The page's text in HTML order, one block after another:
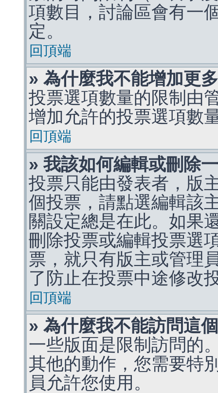
項數目，討論區會有一
定。
回頂端
» 為什麼我不能增加更
投票選項數量的限制由
增加允許的投票選項數
回頂端
» 我該如何編輯或刪除
投票只能由發表者，版
個投票，請點選編輯該
關設定總是在此。如果
刪除投票或編輯投票選
票，就只有版主或管理
了防止在投票中途修改
回頂端
» 為什麼我不能訪問這
一些版面是限制訪問的
其他的動作，您需要特
員允許您使用。